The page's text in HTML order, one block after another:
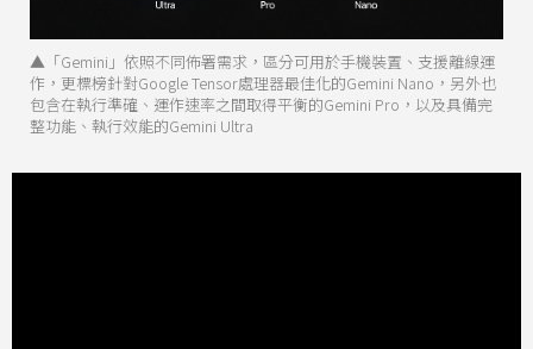
▲「Gemini」依照不同佈署需求，區分可用於手機裝置、支援離線運
作，更標榜針對Google Tensor處理器最佳化的Gemini Nano，另外也
包含在執行準確、運作速率之間取得平衡的Gemini Pro，以及具備完
整功能、執行效能的Gemini Ultra